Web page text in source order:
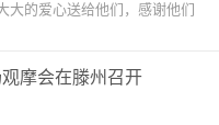
大的爱心送给他们，感谢他们
摩会在滕州召开